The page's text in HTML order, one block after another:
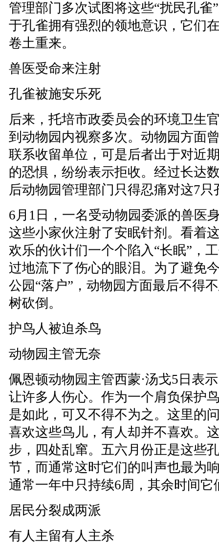
管理部门多次试图将这些“扰民孔雀
于孔雀拥有强烈的领地意识，它们
卷土重来。
兽医受命来注射
孔雀被施安乐死
后来，托培市政委员会的环境卫生
到动物园内视察多次。动物园方面
联系收留单位，可是后者出于对近
的恐惧，纷纷表示拒收。经过长达
后动物园管理部门只得忍痛对这7只
6月1日，一名受动物园委派的兽医
这些小家伙注射了安眠针剂。看着
欢乐的伙计们一个个陷入“长眠”，
过地流下了伤心的眼泪。为了避免
公园“落户”，动物园方面最后不得
树砍倒。
护鸟人被迫杀鸟
动物园主管无奈
佩恩顿动物园主管西蒙·汤戈5日表
让许多人伤心。作为一个肩负保护
是如此，可又不得不为之。这里的
喜欢这些鸟儿，有人却并不喜欢。
步，四处乱窜。五六月份正是这些
节，而通常这时它们的叫声也最为
通常一年中只持续6周，其余时间它
居民分裂成两派
有人主留有人主杀